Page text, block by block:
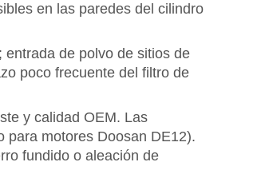
en las paredes del cilindro
de polvo de sitios de
poco frecuente del filtro de
y calidad OEM. Las
para motores Doosan DE12).
fundido o aleación de